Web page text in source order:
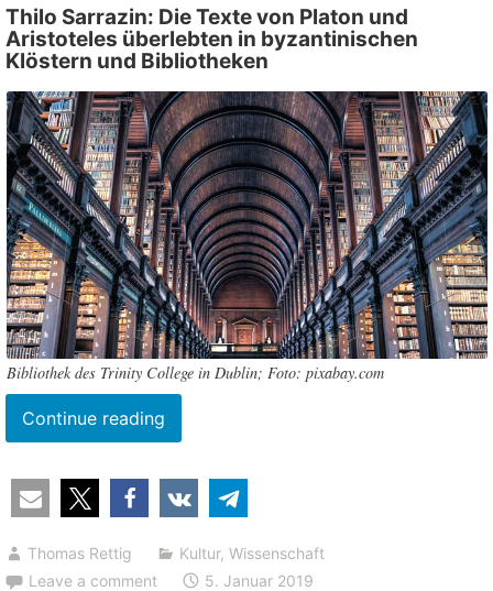
Thilo Sarrazin: Die Texte von Platon und
Aristoteles überlebten in byzantinischen
Klöstern und Bibliotheken
Bibliothek des Trinity College in Dublin; Foto: pixabay.com
Continue reading
der
Islam,
sondern
Christentum
Thomas Rettig Kultur, Wissenschaft
Leave a comment
5. Januar 2019